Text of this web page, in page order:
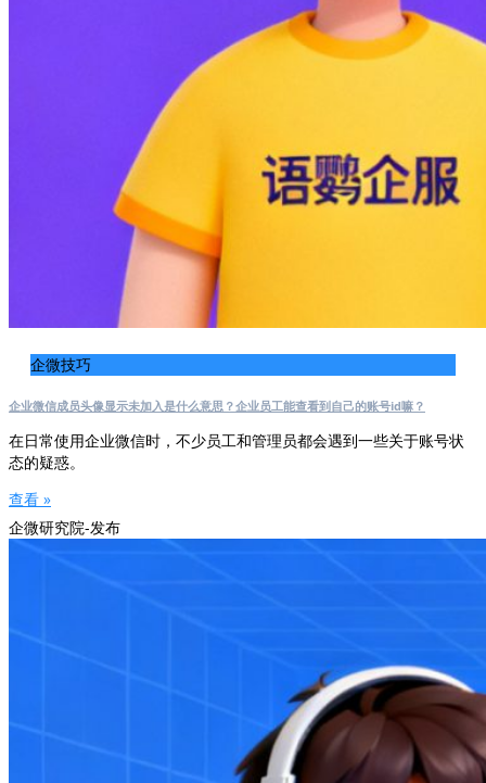
企微技巧
企业微信成员头像显示未加入是什么意思？企业员工能查看到自己的账号id嘛？
在日常使用企业微信时，不少员工和管理员都会遇到一些关于账号状
态的疑惑。
查看 »
企微研究院-发布